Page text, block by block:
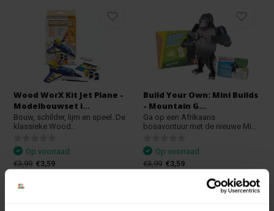
Wood WorX Kit Jet Plane -
Modelbouwset i...
Bouw, schilder, lijm en speel. De
klassieke Wood...
Op voorraad
€3,99 €3,59
Build Your Own: Mini Builds
- Mountain G...
Ga op een Afrikaans
bosavontuur met de nieuwe Mi...
Op voorraad
€3,99 €3,59